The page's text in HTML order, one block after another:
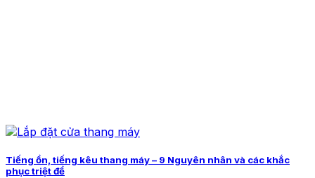
Tiếng ồn, tiếng kêu thang máy – 9 Nguyên nhân và các khắc
phục triệt để